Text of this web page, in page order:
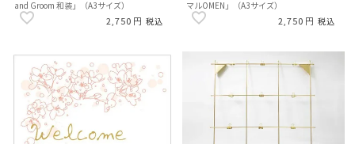
and Groom 和装」（A3サイズ）
2,750 税込
マルOMEN」（A3サイズ）
2,750 税込